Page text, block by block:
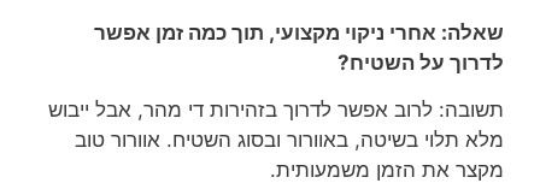
שאלה: אחרי ניקוי מקצועי, תוך כמה זמן אפשר
לדרוך על השטיח?
תשובה: לרוב אפשר לדרוך בזהירות די מהר, אבל ייבוש
מלא תלוי בשיטה, באוורור ובסוג השטיח. אוורור טוב
מקצר את הזמן משמעותית.